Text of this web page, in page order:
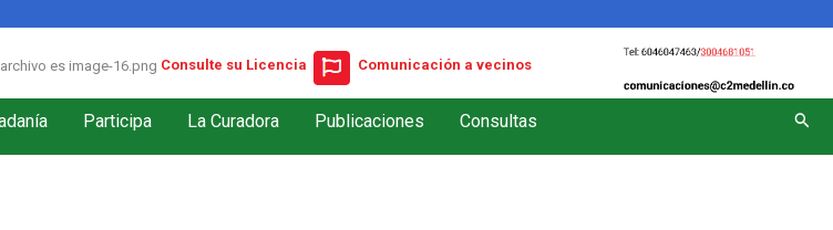
Consulte su Licencia Comunicación a vecinos
Participa La Curadora Publicaciones Consultas